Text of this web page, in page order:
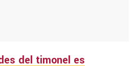
del timonel es